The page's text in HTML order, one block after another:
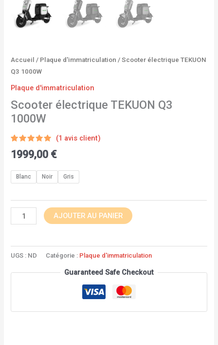
Accueil / Plaque d'immatriculation / Scooter électrique TEKUON
Q3 1000W
Plaque d'immatriculation
Scooter électrique TEKUON Q3
1000W
Noté5.00
sur 5
1
notation
client
(1 avis client)
1999,00 €
Blanc Noir Gris
AJOUTER AU PANIER
UGS : ND Catégorie : Plaque d'immatriculation
Guaranteed Safe Checkout